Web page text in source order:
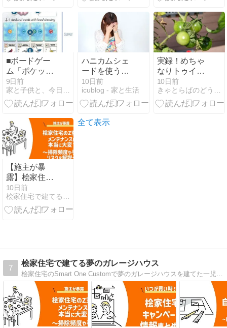
86,225円お得
に】
先に待ってい
た落とし穴
■ボードゲー
ム「ポケッ
ト・ウイング
スパン／
Wingspan
うべきか？～
１行の鳥の群
れで毎ターン
効果発動！
9日前
家と子供と、今日のおじさん（仮）
ハニカムシェ
ードを使う前
に知っておい
て欲しい『ひ
も』による事
10日前
icublog - 家と生活
実録！めちゃ
なりトゥイン
クル⑥ そろそ
ろ限界
10日前
きゃとらばのどうしようもないブログ 〜男子の育児〜
【施主が暴
露】桧家住宅
のZ空調のメ
ンテナンスは
本当に大変？
10日前
桧家住宅で建てる夢のガレージハウス
全て表示
7
桧家住宅で建てる夢のガレージハウス
桧家住宅のSmart One Customで夢のガレージハウスを建てた一児のパパのブログです。なんで桧家住宅にしたのか良かったところ悪かったところなどなど桧家住宅で家を立てる人必見の情報をお伝えしていきます。